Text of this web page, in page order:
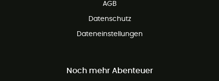
AGB
Datenschutz
Dateneinstellungen
Noch mehr Abenteuer